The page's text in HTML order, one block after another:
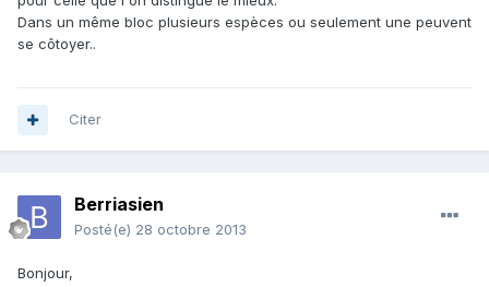
Dans un même bloc plusieurs espèces ou seulement une peuvent
se côtoyer..
Citer
Berriasien
Posté(e) 28 octobre 2013
Bonjour,